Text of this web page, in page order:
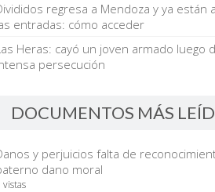
regresa a Mendoza y ya están
entradas: cómo acceder
Heras: cayó un joven armado luego
persecución
DOCUMENTOS MÁS
y perjuicios falta de
dano moral
vistas